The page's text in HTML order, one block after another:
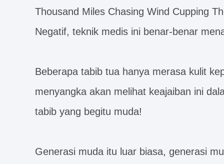
Thousand Miles Chasing Wind Cupping
Negatif, teknik medis ini benar-benar
Beberapa tabib tua hanya merasa kulit
menyangka akan melihat keajaiban ini
tabib yang begitu muda!
Generasi muda itu luar biasa, generasi